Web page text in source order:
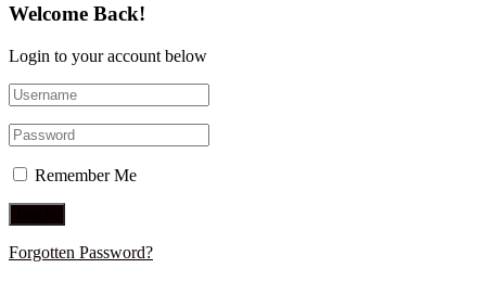
Welcome Back!
Login to your account below
Remember Me
Forgotten Password?